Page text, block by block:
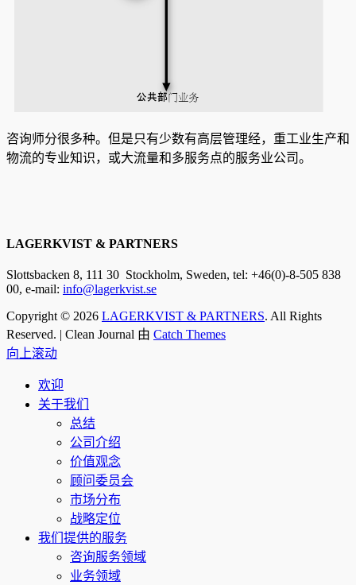
咨询师分很多种。但是只有少数有高层管理经，重工业生产和
物流的专业知识，或大流量和多服务点的服务业公司。
LAGERKVIST & PARTNERS
Slottsbacken 8, 111 30 Stockholm, Sweden, tel: +46(0)-8-505 838
00, e-mail: info@lagerkvist.se
Copyright © 2026 LAGERKVIST & PARTNERS. All Rights
Reserved. | Clean Journal 由 Catch Themes
向上滚动
欢迎
关于我们
总结
公司介绍
价值观念
顾问委员会
市场分布
战略定位
我们提供的服务
咨询服务领域
业务领域